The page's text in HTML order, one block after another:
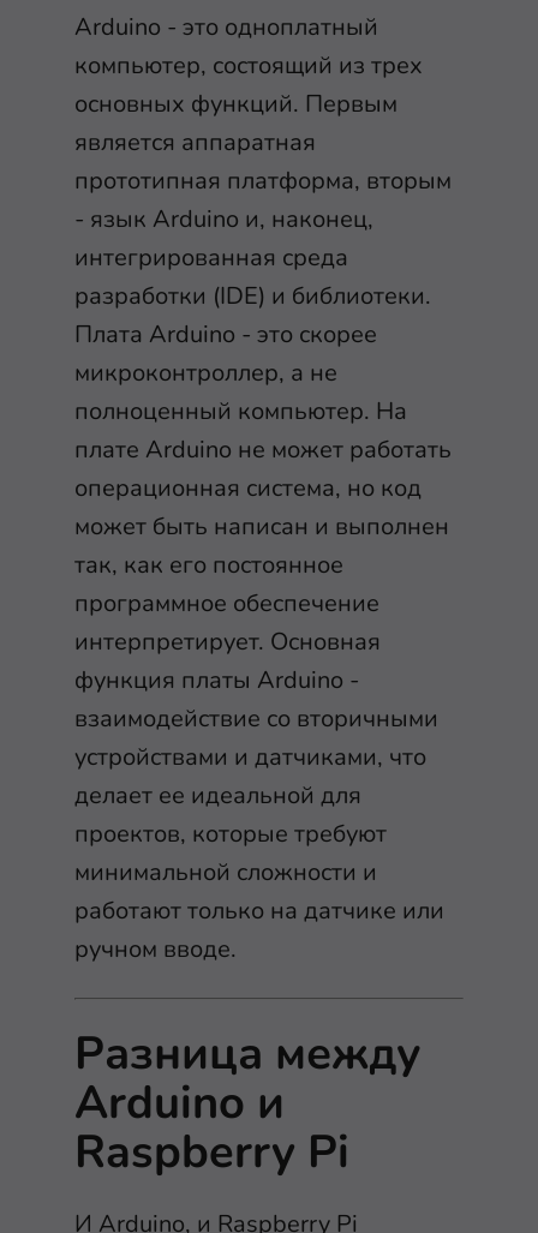
Arduino - это одноплатный
компьютер, состоящий из трех
основных функций. Первым
является аппаратная
прототипная платформа, вторым
- язык Arduino и, наконец,
интегрированная среда
разработки (IDE) и библиотеки.
Плата Arduino - это скорее
микроконтроллер, а не
полноценный компьютер. На
плате Arduino не может работать
операционная система, но код
может быть написан и выполнен
так, как его постоянное
программное обеспечение
интерпретирует. Основная
функция платы Arduino -
взаимодействие со вторичными
устройствами и датчиками, что
делает ее идеальной для
проектов, которые требуют
минимальной сложности и
работают только на датчике или
ручном вводе.
Разница между
Arduino и
Raspberry Pi
И Arduino, и Raspberry Pi